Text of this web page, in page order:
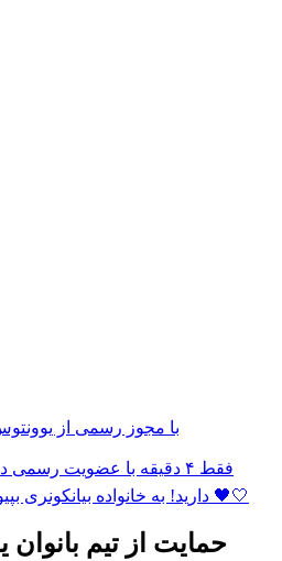
با مجوز رسمی از یوونتوس
دارید! به خانواده بیانکونری بپیوندید و بخشی از افتخار باشید 🖤🤍
حمایت از تیم بانوان